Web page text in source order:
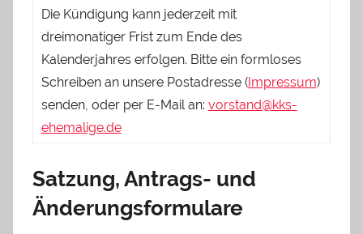
Die Kündigung kann jederzeit mit
dreimonatiger Frist zum Ende des
Kalenderjahres erfolgen. Bitte ein formloses
Schreiben an unsere Postadresse (Impressum)
senden, oder per E-Mail an: vorstand@kks-
ehemalige.de
Satzung, Antrags- und
Änderungsformulare